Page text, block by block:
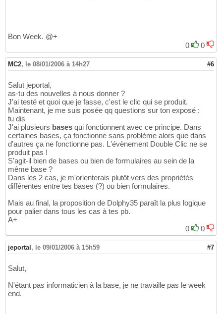
Bon Week. @+
0
0
MC2, le 08/01/2006 à 14h27 #6
Salut jeportal,
as-tu des nouvelles à nous donner ?
J'ai testé et quoi que je fasse, c'est le clic qui se produit.
Maintenant, je me suis posée qq questions sur ton exposé :
tu dis
J'ai plusieurs bases qui fonctionnent avec ce principe. Dans
certaines bases, ça fonctionne sans problème alors que dans
d'autres ça ne fonctionne pas. L'évènement Double Clic ne se
produit pas !
S'agit-il bien de bases ou bien de formulaires au sein de la
même base ?
Dans les 2 cas, je m'orienterais plutôt vers des propriétés
différentes entre tes bases (?) ou bien formulaires.
Mais au final, la proposition de Dolphy35 paraît la plus logique
pour palier dans tous les cas à tes pb.
A+
0
0
jeportal , le 09/01/2006 à 15h59 #7
Salut,
N'étant pas informaticien à la base, je ne travaille pas le week
end.